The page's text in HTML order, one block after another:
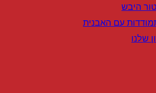
היבש
עם האבנית
שלנו